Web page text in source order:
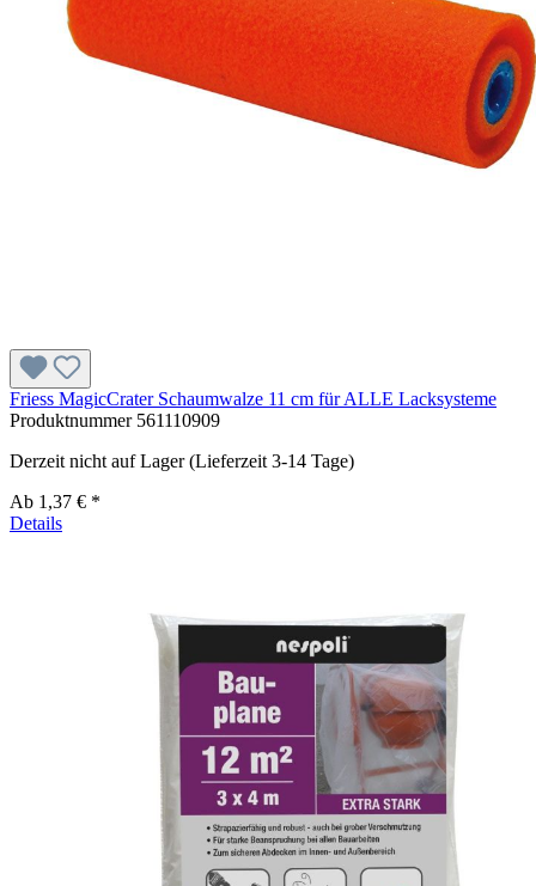
Friess MagicCrater Schaumwalze 11 cm für ALLE Lacksysteme
Produktnummer 561110909
Derzeit nicht auf Lager (Lieferzeit 3-14 Tage)
Ab 1,37 € *
Details